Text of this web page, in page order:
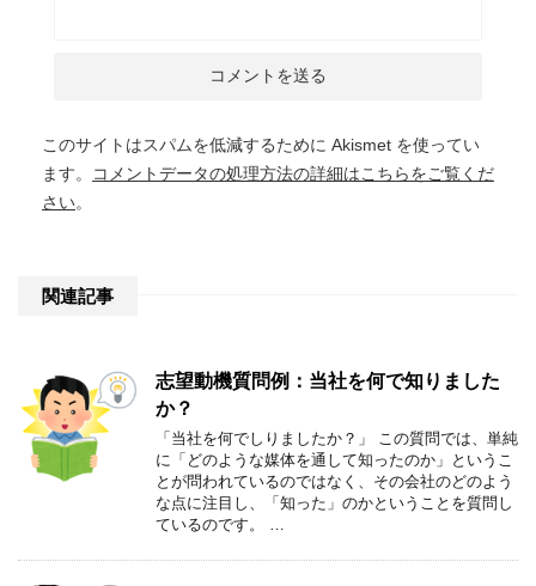
このサイトはスパムを低減するために Akismet を使ってい
ます。
コメントデータの処理方法の詳細はこちらをご覧くだ
さい。
関連記事
志望動機質問例：当社を何で知りました
か？
「当社を何でしりましたか？」 この質問では、単純
に「どのような媒体を通して知ったのか」というこ
とが問われているのではなく、その会社のどのよう
な点に注目し、「知った」のかということを質問し
ているのです。 …